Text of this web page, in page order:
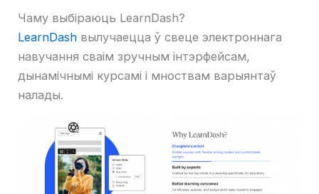
Чаму выбіраюць LearnDash?
LearnDash вылучаецца ў свеце электроннага
навучання сваім зручным інтэрфейсам,
дынамічнымі курсамі і мноствам варыянтаў
налады.